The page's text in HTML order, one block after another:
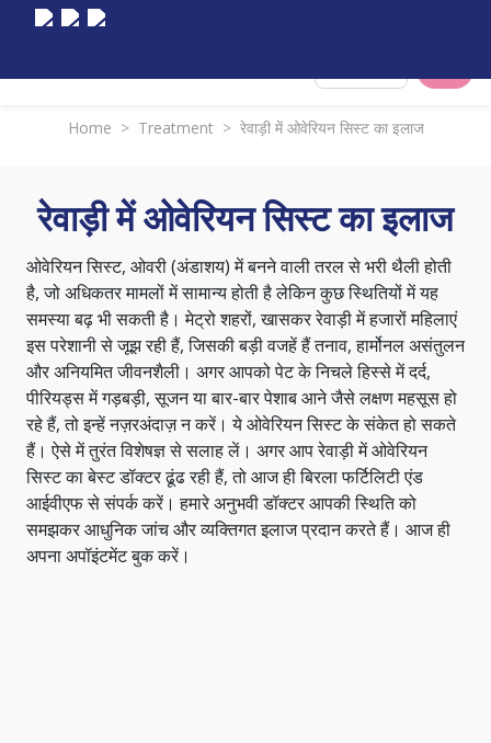
Home > Treatment > रेवाड़ी में ओवेरियन सिस्ट का इलाज
रेवाड़ी में ओवेरियन सिस्ट का इलाज
ओवेरियन सिस्ट, ओवरी (अंडाशय) में बनने वाली तरल से भरी थैली होती
है, जो अधिकतर मामलों में सामान्य होती है लेकिन कुछ स्थितियों में यह
समस्या बढ़ भी सकती है। मेट्रो शहरों, खासकर रेवाड़ी में हजारों महिलाएं
इस परेशानी से जूझ रही हैं, जिसकी बड़ी वजहें हैं तनाव, हार्मोनल असंतुलन
और अनियमित जीवनशैली। अगर आपको पेट के निचले हिस्से में दर्द,
पीरियड्स में गड़बड़ी, सूजन या बार-बार पेशाब आने जैसे लक्षण महसूस हो
रहे हैं, तो इन्हें नज़रअंदाज़ न करें। ये ओवेरियन सिस्ट के संकेत हो सकते
हैं। ऐसे में तुरंत विशेषज्ञ से सलाह लें। अगर आप रेवाड़ी में ओवेरियन
सिस्ट का बेस्ट डॉक्टर ढूंढ रही हैं, तो आज ही बिरला फर्टिलिटी एंड
आईवीएफ से संपर्क करें। हमारे अनुभवी डॉक्टर आपकी स्थिति को
समझकर आधुनिक जांच और व्यक्तिगत इलाज प्रदान करते हैं। आज ही
अपना अपॉइंटमेंट बुक करें।